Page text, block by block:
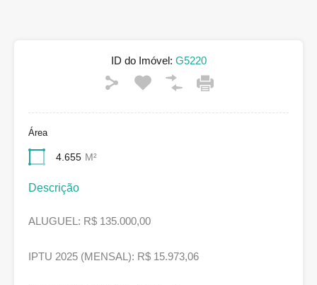
ID do Imóvel: G5220
Área
4.655 M²
Descrição
ALUGUEL: R$ 135.000,00
IPTU 2025 (MENSAL): R$ 15.973,06